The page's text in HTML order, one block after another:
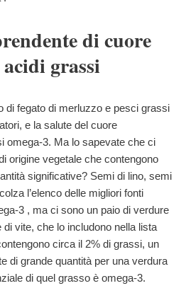
di cuore
grassi
di fegato di merluzzo e pesci grassi
e la salute del cuore
omega-3. Ma lo sapevate che ci
origine vegetale che contengono
significative? Semi di lino, semi
l’elenco delle migliori fonti
3 , ma ci sono un paio di verdure
vite, che lo includono nella lista
circa il 2% di grassi, un
di grande quantità per una verdura
di quel grasso è omega-3.